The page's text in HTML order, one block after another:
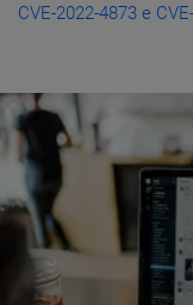
CVE-2022-4873 e